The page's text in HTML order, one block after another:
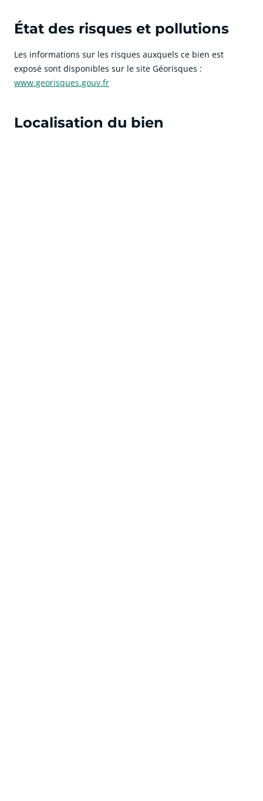
État des risques et pollutions
Les informations sur les risques auxquels ce bien est
exposé sont disponibles sur le site Géorisques :
www.georisques.gouv.fr
Localisation du bien